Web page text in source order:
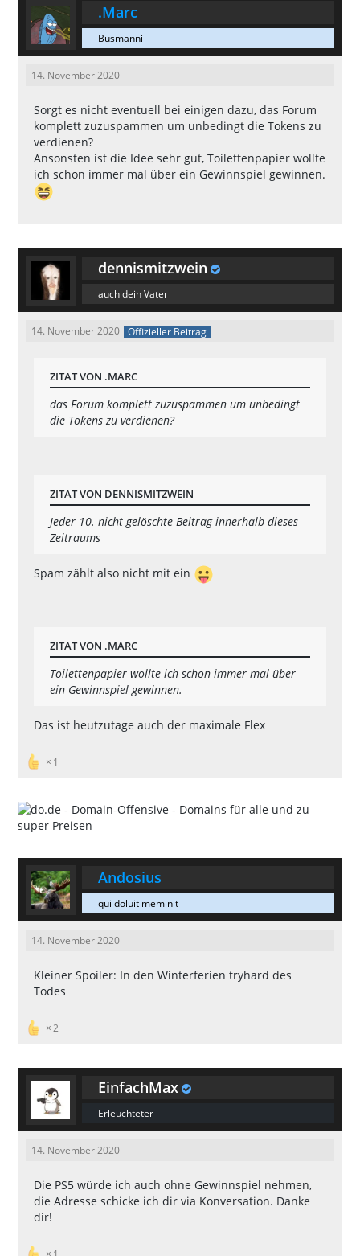
.Marc
Busmanni
14. November 2020
Sorgt es nicht eventuell bei einigen dazu, das Forum
komplett zuzuspammen um unbedingt die Tokens zu
verdienen?
Ansonsten ist die Idee sehr gut, Toilettenpapier wollte
ich schon immer mal über ein Gewinnspiel gewinnen.
dennismitzwein
auch dein Vater
14. November 2020 Offizieller Beitrag
ZITAT VON .MARC
das Forum komplett zuzuspammen um unbedingt
die Tokens zu verdienen?
ZITAT VON DENNISMITZWEIN
Jeder 10. nicht gelöschte Beitrag innerhalb dieses
Zeitraums
Spam zählt also nicht mit ein
ZITAT VON .MARC
Toilettenpapier wollte ich schon immer mal über
ein Gewinnspiel gewinnen.
Das ist heutzutage auch der maximale Flex
1
Andosius
qui doluit meminit
14. November 2020
Kleiner Spoiler: In den Winterferien tryhard des
Todes
2
EinfachMax
Erleuchteter
14. November 2020
Die PS5 würde ich auch ohne Gewinnspiel nehmen,
die Adresse schicke ich dir via Konversation. Danke
dir!